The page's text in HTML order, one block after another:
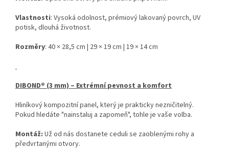
Vlastnosti: Vysoká odolnost, prémiový lakovaný povrch, UV
potisk, dlouhá životnost.
Rozměry: 40 × 28,5 cm | 29 × 19 cm | 19 × 14 cm
DIBOND® (3 mm) – Extrémní pevnost a komfort
Hliníkový kompozitní panel, který je prakticky nezničitelný.
Pokud hledáte "nainstaluj a zapomeň", tohle je vaše volba.
Montáž: Už od nás dostanete ceduli se zaoblenými rohy a
předvrtanými otvory.